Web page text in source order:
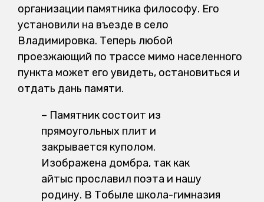
организации памятника философу. Его
установили на въезде в село
Владимировка. Теперь любой
проезжающий по трассе мимо населенного
пункта может его увидеть, остановиться и
отдать дань памяти.
– Памятник состоит из
прямоугольных плит и
закрывается куполом.
Изображена домбра, так как
айтыс прославил поэта и нашу
родину. В Тобыле школа-гимназия